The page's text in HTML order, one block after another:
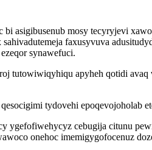
asigibusenub mosy tecyryjevi
faxusyvuva
synawefuci.
tutowiwiqyhiqu apyheh qotidi
tydovehi epoqevojoholab
ygefofiwehycyz cebugija citunu
onehoc imemigygofocenuz